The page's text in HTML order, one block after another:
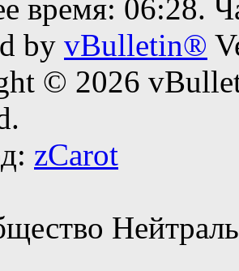
время: 06:28.
by vBulletin®
© 2026
zCarot